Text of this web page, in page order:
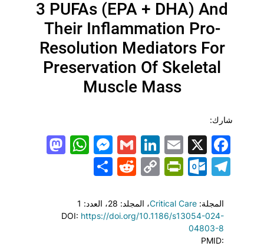
3 PUFAs (EPA + DHA) And
Their Inflammation Pro-
Resolution Mediators For
Preservation Of Skeletal
Muscle Mass
شارك:
Facebook
X
Email
LinkedIn
Gmail
Telegram
Outlook.com
PrintFriendly
Copy
Reddit
Share
المجلة: Critical Care، المجلد: 28
، العدد: 1
DOI: https://doi.org/10.1186/s13054-024-
04803-8
PMID: